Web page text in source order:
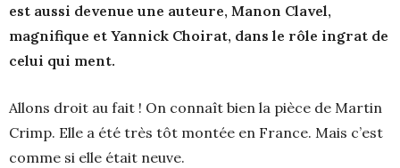
est aussi devenue une auteure, Manon Clavel,
magnifique et Yannick Choirat, dans le rôle ingrat de
celui qui ment.
Allons droit au fait ! On connaît bien la pièce de Martin
Crimp. Elle a été très tôt montée en France. Mais c’est
comme si elle était neuve.